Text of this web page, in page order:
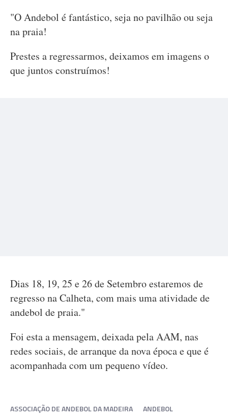
"O Andebol é fantástico, seja no pavilhão ou seja
na praia!
Prestes a regressarmos, deixamos em imagens o
que juntos construímos!
Dias 18, 19, 25 e 26 de Setembro estaremos de
regresso na Calheta, com mais uma atividade de
andebol de praia."
Foi esta a mensagem, deixada pela AAM, nas
redes sociais, de arranque da nova época e que é
acompanhada com um pequeno vídeo.
ASSOCIAÇÃO DE ANDEBOL DA MADEIRA ANDEBOL